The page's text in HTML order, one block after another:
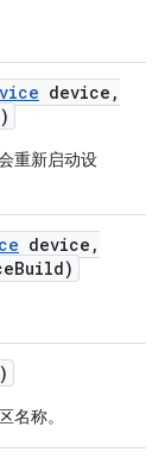
device ,
重新启动设
device ,
Build)
名称。